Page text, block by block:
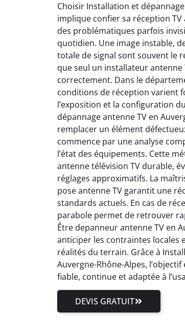
Choisir Installation et
implique confier sa réception
des problématiques parfois
quotidien. Une image instable,
totale de signal sont souvent le
que seul un installateur
correctement. Dans le
conditions de réception varient
l’exposition et la configuration
dépannage antenne TV en
remplacer un élément
commence par une analyse
l’état des équipements. Cette
antenne télévision TV durable,
réglages approximatifs. La
pose antenne TV garantit une
standards actuels. En cas de
parabole permet de retrouver
Être depanneur antenne TV en
anticiper les contraintes locales
réalités du terrain. Grâce à
Auvergne-Rhône-Alpes,
fiable, continue et adaptée à
DEVIS GRATUIT